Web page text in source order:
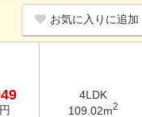
お気に入りに追加
4LDK
109.02m2